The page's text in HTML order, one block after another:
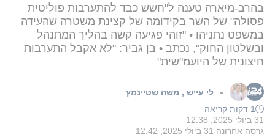
בהרב-מיארה טענה ל"חשש כבד להתערבות פוליטית
פסולה" של השר בקידומה של קצינת משטרה שהעידה
במשפט נתניהו • "זוהי פגיעה קשה בהליך המתנהל
ובשלטון החוק", נכתב • בן גביר: "לא אקבל התערבות
חיצונית של היועמ"שית"
■ לי עייש , משה שטיינמץ
1 דקות קריאה
31 ביולי 2025, 12:38
גרסה אחרונה 31 ביולי 2025, 12:42